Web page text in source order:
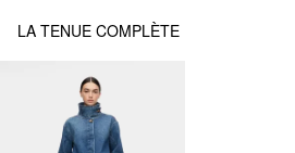
LA TENUE COMPLÈTE